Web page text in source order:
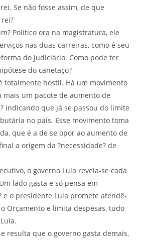
Se não fosse assim, de que
rei?
Político ora na magistratura, ele
nas duas carreiras, como é seu
do Judiciário. Como pode ter
do canetaço?
totalmente hostil. Há um movimento
mais um pacote de aumento de
indicando que já se passou do limite
no país. Esse movimento toma
que é a de se opor ao aumento de
a origem da ?necessidade? de
o governo Lula revela-se cada
lado gasta e só pensa em
e o presidente Lula promete atendê-
Orçamento e limita despesas, tudo
Lula.
resulta que o governo gasta demais,